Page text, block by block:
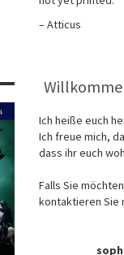
– Atticus
Ich heiße euch
Ich freue mich,
dass ihr euch
Falls Sie
kontaktieren Sie